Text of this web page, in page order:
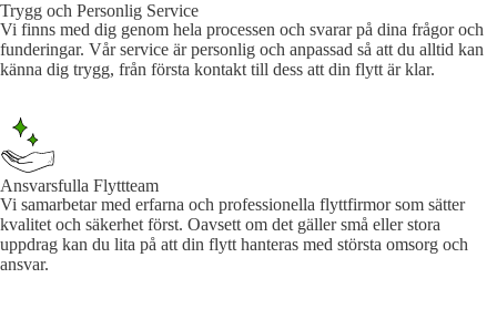
Trygg och Personlig Service
Vi finns med dig genom hela processen och svarar på dina frågor och
funderingar. Vår service är personlig och anpassad så att du alltid kan
känna dig trygg, från första kontakt till dess att din flytt är klar.
Ansvarsfulla Flyttteam
Vi samarbetar med erfarna och professionella flyttfirmor som sätter
kvalitet och säkerhet först. Oavsett om det gäller små eller stora
uppdrag kan du lita på att din flytt hanteras med största omsorg och
ansvar.